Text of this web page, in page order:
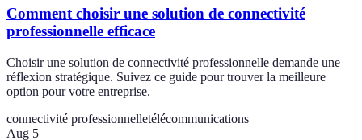
Comment choisir une solution de connectivité
professionnelle efficace
Choisir une solution de connectivité professionnelle demande une
réflexion stratégique. Suivez ce guide pour trouver la meilleure
option pour votre entreprise.
connectivité professionnelletélécommunications
Aug 5